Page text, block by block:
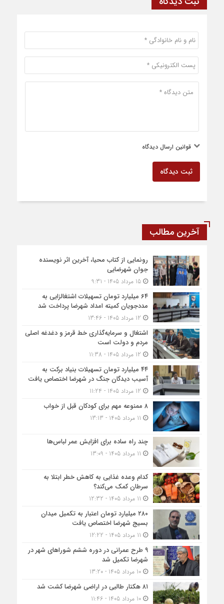
قوانین ارسال دیدگاه
ثبت دیدگاه
آخرین مطالب
رونمایی از کتاب محیا، آخرین اثر نویسنده
جوان شهرضایی
15 مرداد 1405 - 9:31
۶۴ میلیارد تومان تسهیلات اشتغالزایی به
مددجویان کمیته امداد شهرضا پرداخت شد
اشتغال و سرمایه‌گذاری خط قرمز و دغدغه اصلی
مردم و دولت است
۴۴ میلیارد تومان تسهیلات بنیاد برکت به
آسیب دیدگان جنگ در شهرضا اختصاص یافت
۸ ممنوعه مهم برای کودکان قبل از خواب
چند راه ساده برای افزایش عمر لباس‌ها
کدام وعده غذایی به کاهش خطر ابتلا به
سرطان کمک می‌کند؟
۲۸۰ میلیارد تومان اعتبار به تکمیل میدان
بسیج شهرضا اختصاص یافت
۹ طرح عمرانی در دوره ششم شوراهای شهر در
شهرضا تکمیل شد
10 مرداد 1405 - 13:20
۸۱ هکتار طالبی در اراضی شهرضا کشت شد
10 مرداد 1405 - 11:46